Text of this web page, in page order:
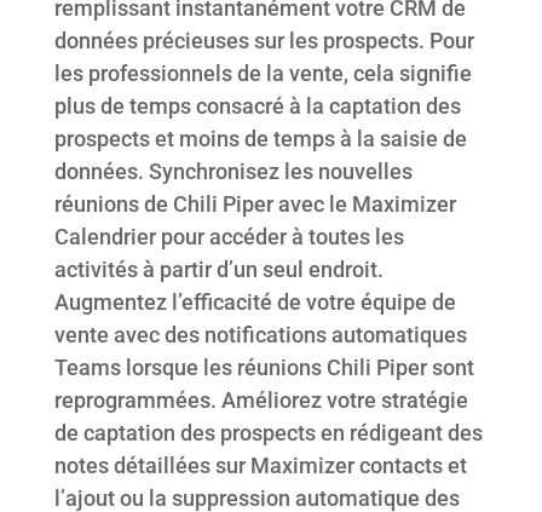
remplissant instantanément votre CRM de
données précieuses sur les prospects. Pour
les professionnels de la vente, cela signifie
plus de temps consacré à la captation des
prospects et moins de temps à la saisie de
données. Synchronisez les nouvelles
réunions de Chili Piper avec le Maximizer
Calendrier pour accéder à toutes les
activités à partir d’un seul endroit.
Augmentez l’efficacité de votre équipe de
vente avec des notifications automatiques
Teams lorsque les réunions Chili Piper sont
reprogrammées. Améliorez votre stratégie
de captation des prospects en rédigeant des
notes détaillées sur Maximizer contacts et
l’ajout ou la suppression automatique des